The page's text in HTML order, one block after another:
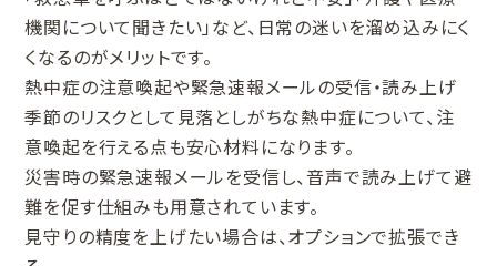
機関について聞きたい」など、日常の迷いを溜め込みにく
くなるのがメリットです。
熱中症の注意喚起や緊急速報メールの受信・読み上げ
季節のリスクとして見落としがちな熱中症について、注
意喚起を行える点も安心材料になります。
災害時の緊急速報メールを受信し、音声で読み上げて避
難を促す仕組みも用意されています。
見守りの精度を上げたい場合は、オプションで拡張でき